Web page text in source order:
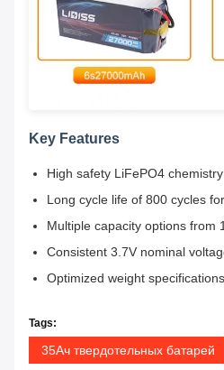
Key Features
High safety LiFePO4
Long cycle life of 800 cycles
Multiple capacity options from
Consistent 3.7V nominal
Optimized weight
Tags:
35Ач твердотельных батарей